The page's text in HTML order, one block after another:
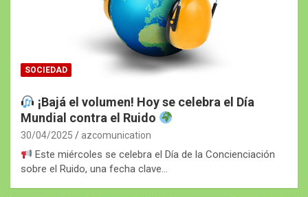
SOCIEDAD
¡Bajá el volumen! Hoy se celebra el Día
Mundial contra el Ruido
30/04/2025 azcomunication
Este miércoles se celebra el Día de la Concienciación
sobre el Ruido, una fecha clave…